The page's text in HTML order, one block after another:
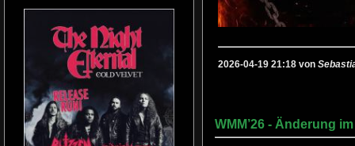
2026-04-19 21:18 von
WMM’26 - Änderung